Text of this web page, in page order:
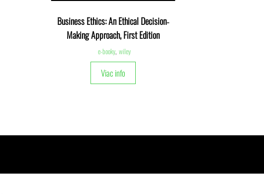
Business Ethics: An Ethical Decision‐
Making Approach, First Edition
e-booky, wiley
Viac info